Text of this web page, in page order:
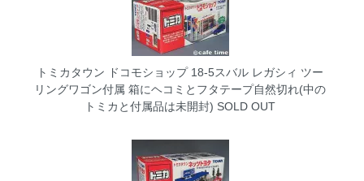
トミカタウン ドコモショップ 18-5スバル レガシィ ツー
リングワゴン付属 箱にヘコミとフタテープ自然切れ(中の
トミカと付属品は未開封) SOLD OUT